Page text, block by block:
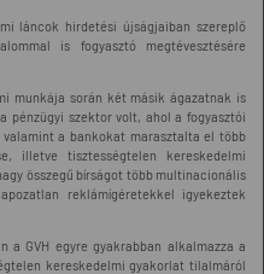
láncok hirdetési újságjaiban szereplő
is fogyasztó megtévesztésére
munkája során két másik ágazatnak is
pénzügyi szektor volt, ahol a fogyasztói
a bankokat marasztalta el több
illetve tisztességtelen kereskedelmi
összegű bírságot több multinacionális
reklámígéretekkel igyekeztek
a GVH egyre gyakrabban alkalmazza a
kereskedelmi gyakorlat tilalmáról